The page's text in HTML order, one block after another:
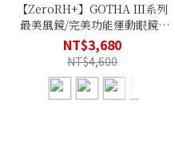
【ZeroRH+】GOTHA III系列
最美風鏡/完美功能運動眼鏡 -
冰晶橘( RH 0005_05C )
NT$3,680
NT$4,600